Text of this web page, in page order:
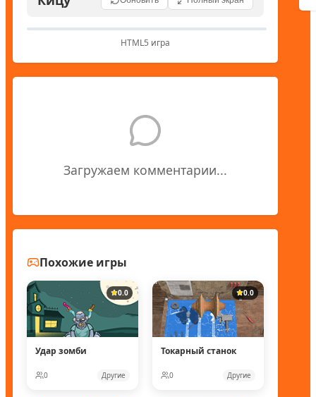
HTML5 игра
Загружаем комментарии...
Похожие игры
0.0
Удар зомби
0 Другие
0.0
Токарный станок
0 Другие